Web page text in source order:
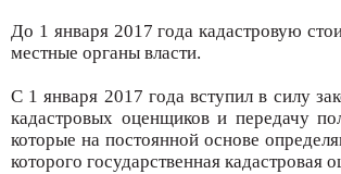
До 1 января 2017 года кадастровую
местные органы власти.
С 1 января 2017 года вступил в силу
кадастровых оценщиков и передачу
которые на постоянной основе
которого государственная кадастровая